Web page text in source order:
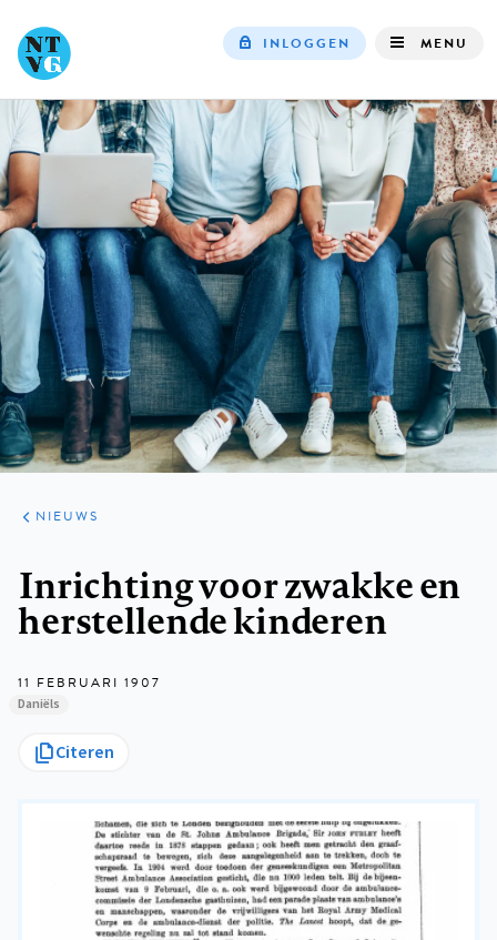
navigation
INLOGGEN MENU
ARTIKELEN
HET
KORT
NIEUWS
Inrichting voor zwakke en
herstellende kinderen
11 FEBRUARI 1907
Daniëls
Citeren